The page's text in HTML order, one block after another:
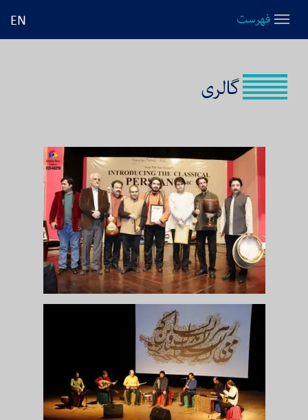
فهرست EN
گالری